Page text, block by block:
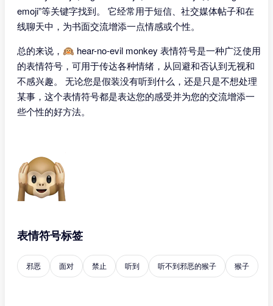
emoji”等关键字找到。 它经常用于短信、社交媒体帖子和在
线聊天中，为书面交流增添一点情感或个性。
总的来说，🙉 hear-no-evil monkey 表情符号是一种广泛使用
的表情符号，可用于传达各种情绪，从回避和否认到无视和
不感兴趣。 无论您是假装没有听到什么，还是只是不想处理
某事，这个表情符号都是表达您的感受并为您的交流增添一
些个性的好方法。
表情符号标签
邪恶 面对 禁止 听到 听不到邪恶的猴子 猴子